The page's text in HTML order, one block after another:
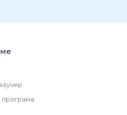
програма